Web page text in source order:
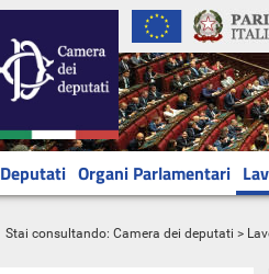
Deputati Organi Parlamentari
Stai consultando: Camera dei deputati >